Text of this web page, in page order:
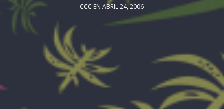
CCC EN ABRIL 24, 2006